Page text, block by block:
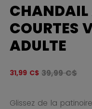
COURTES
ADULTE
31,99 C$ Le prix
39,99 C$
Glissez de la